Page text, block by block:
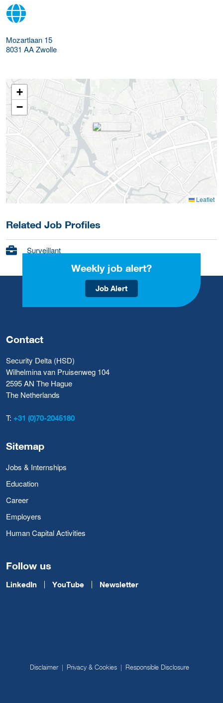
Mozartlaan 15
8031 AAZwolle
+
−
Leaflet
Related Job Profiles
Surveillant
Weekly job alert?
Job Alert
Contact
Security Delta (HSD)
Wilhelmina van Pruisenweg 104
2595 AN The Hague
The Netherlands
T: +31 (0)70-2045180
Sitemap
Jobs & Internships
Education
Career
Employers
Human Capital Activities
Follow us
LinkedIn YouTube Newsletter
Disclaimer Privacy & Cookies Responsible Disclosure